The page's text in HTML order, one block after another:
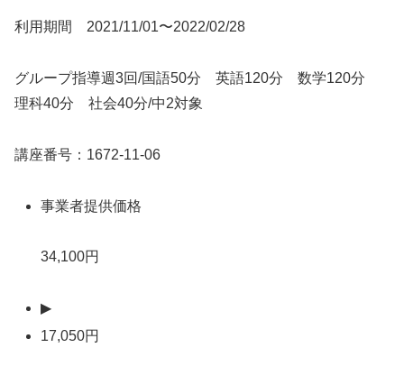
利用期間 2021/11/01〜2022/02/28
グループ指導週3回/国語50分 英語120分 数学120分
理科40分 社会40分/中2対象
講座番号：1672-11-06
事業者提供価格
34,100円
▶
17,050円